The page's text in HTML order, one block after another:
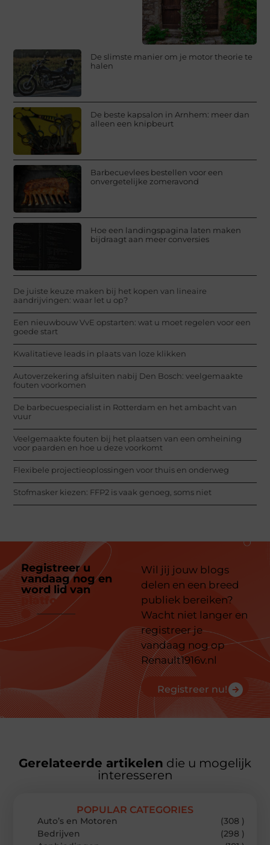
De slimste manier om je motor theorie te
halen
De beste kapsalon in Arnhem: meer dan
alleen een knipbeurt
Barbecuevlees bestellen voor een
onvergetelijke zomeravond
Hoe een landingspagina laten maken
bijdraagt aan meer conversies
De juiste keuze maken bij het kopen van lineaire
aandrijvingen: waar let u op?
Een nieuwbouw VvE opstarten: wat u moet regelen voor een
goede start
Kwalitatieve leads in plaats van loze klikken
Autoverzekering afsluiten nabij Den Bosch: veelgemaakte
fouten voorkomen
De barbecuespecialist in Rotterdam en het ambacht van
vuur
Veelgemaakte fouten bij het plaatsen van een omheining
voor paarden en hoe u deze voorkomt
Flexibele projectieoplossingen voor thuis en onderweg
Stofmasker kiezen: FFP2 is vaak genoeg, soms niet
Registreer u
vandaag nog en
word lid van
platform
Wil jij jouw blogs
delen en een breed
publiek bereiken?
Wacht niet langer en
registreer je
vandaag nog op
Renault1916v.nl
Registreer nu!
Gerelateerde artikelen die u mogelijk
interesseren
POPULAR CATEGORIES
Auto’s en Motoren
(308 )
Bedrijven
(298 )